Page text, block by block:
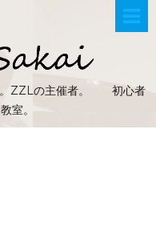
。ZZLの主催者。 初心者
室。